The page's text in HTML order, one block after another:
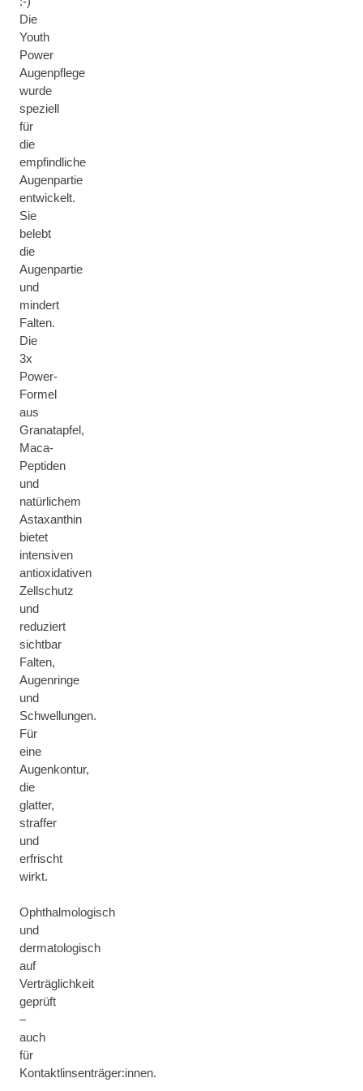
Die
Youth
Power
Augenpflege
wurde
speziell
für
die
empfindliche
Augenpartie
entwickelt.
Sie
belebt
die
Augenpartie
und
mindert
Falten.
Die
3x
Power-
Formel
aus
Granatapfel,
Maca-
Peptiden
und
natürlichem
Astaxanthin
bietet
intensiven
antioxidativen
Zellschutz
und
reduziert
sichtbar
Falten,
Augenringe
und
Schwellungen.
Für
eine
Augenkontur,
die
glatter,
straffer
und
erfrischt
wirkt.
Ophthalmologisch
und
dermatologisch
auf
Verträglichkeit
geprüft
–
auch
für
Kontaktlinsenträger:innen.